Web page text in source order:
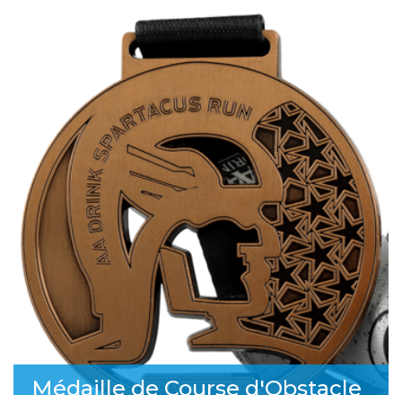
Médaille de Course d'Obstacle